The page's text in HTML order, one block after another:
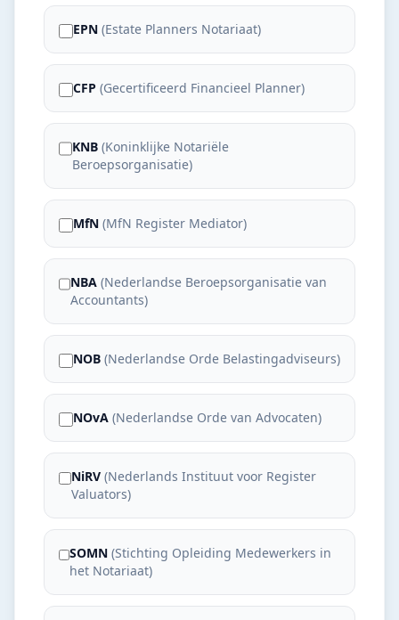
EPN (Estate Planners Notariaat)
CFP (Gecertificeerd Financieel Planner)
KNB (Koninklijke Notariële
Beroepsorganisatie)
MfN (MfN Register Mediator)
NBA (Nederlandse Beroepsorganisatie van
Accountants)
NOB (Nederlandse Orde Belastingadviseurs)
NOvA (Nederlandse Orde van Advocaten)
NiRV (Nederlands Instituut voor Register
Valuators)
SOMN (Stichting Opleiding Medewerkers in
het Notariaat)